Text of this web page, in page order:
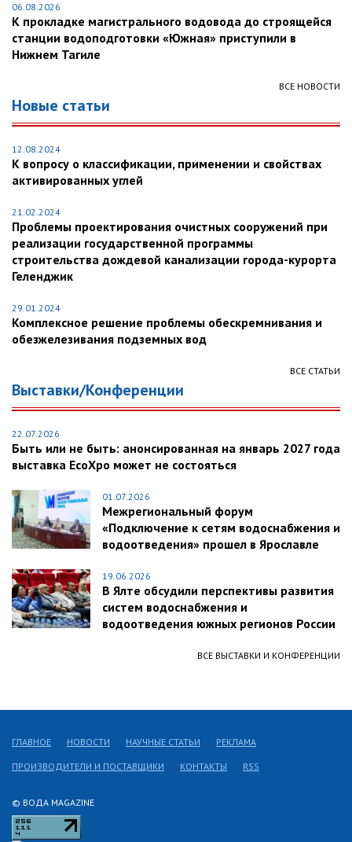
06.08.2026
К прокладке магистрального водовода до строящейся
станции водоподготовки «Южная» приступили в
Нижнем Тагиле
ВСЕ НОВОСТИ
Новые статьи
12.08.2024
К вопросу о классификации, применении и свойствах
активированных углей
21.02.2024
Проблемы проектирования очистных сооружений при
реализации государственной программы
строительства дождевой канализации города-курорта
Геленджик
29.01.2024
Комплексное решение проблемы обескремнивания и
обезжелезивания подземных вод
ВСЕ СТАТЬИ
Выставки/Конференции
22.07.2026
Быть или не быть: анонсированная на январь 2027 года
выставка EcoXpo может не состояться
01.07.2026
Межрегиональный форум
«Подключение к сетям водоснабжения и
водоотведения» прошел в Ярославле
19.06.2026
В Ялте обсудили перспективы развития
систем водоснабжения и
водоотведения южных регионов России
ВСЕ ВЫСТАВКИ И КОНФЕРЕНЦИИ
© ВОДА MAGAZINE
ГЛАВНОЕ НОВОСТИ НАУЧНЫЕ СТАТЬИ РЕКЛАМА
ПРОИЗВОДИТЕЛИ И ПОСТАВЩИКИ КОНТАКТЫ RSS